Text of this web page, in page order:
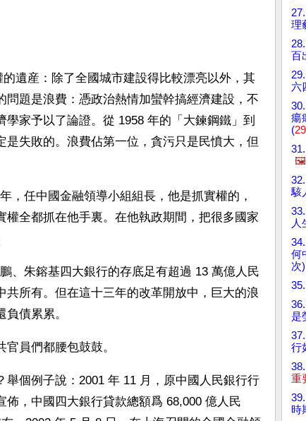
遺産：除了全國城市建設得比較漂亮以外，其
題是浪費：憑政治熱情加蠻幹搞經濟建設，不
家予以了論證。從 1958 年的「大鍊鋼鐵」到
失敗的。浪費佔第一位，貪污只是民憤大，但
，任中國金融領導小組組長，他是抓實權的，
全都抓在他手裏。在他執政期間，把很多國家
、朱鎔基四大銀行的存底足有超過 13 萬億人民
所有。但在這十三年的改革開放中，巨大的浪
債累累。
員們都腰包鼓鼓。
個例子說：2001 年 11 月，原中國人民銀行行
，中國四大銀行貸款總額爲 68,000 億人民
理
百
六
瘍
(
🖼️
駭
人
何
次)
是
行
重
時